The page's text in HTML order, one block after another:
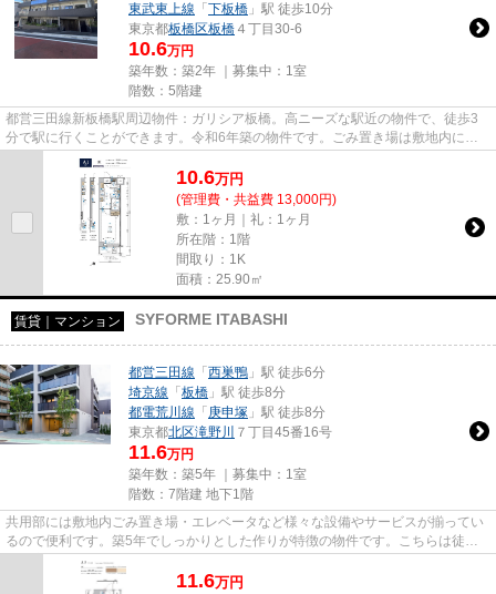
東武東上線 「 下板橋 」駅 徒歩10分
東京都板橋区板橋 ４丁目30-6
10.6万円
築年数：築2年 ｜募集中： 1室
階数：5階建
都営三田線新板橋駅周辺物件：ガリシア板橋。高ニーズな駅近の物件で、徒歩3
分で駅に行くことができます。令和6年築の物件です。ごみ置き場は敷地内にあ
ります。板橋区の物件情報をお...
10.6万円
(管理費・共益費 13,000円)
敷：1ヶ月｜礼：1ヶ月
所在階：1階
間取り：1K
面積：25.90㎡
賃貸｜マンション SYFORME ITABASHI
都営三田線 「 西巣鴨 」駅 徒歩6分
埼京線 「 板橋 」駅 徒歩8分
都電荒川線 「 庚申塚 」駅 徒歩8分
東京都北区滝野川 ７丁目45番16号
11.6万円
築年数：築5年 ｜募集中： 1室
階数：7階建 地下1階
共用部には敷地内ごみ置き場・エレベータなど様々な設備やサービスが揃ってい
るので便利です。築5年でしっかりとした作りが特徴の物件です。こちらは徒歩6
分に立地する物件です。こち...
11.6万円